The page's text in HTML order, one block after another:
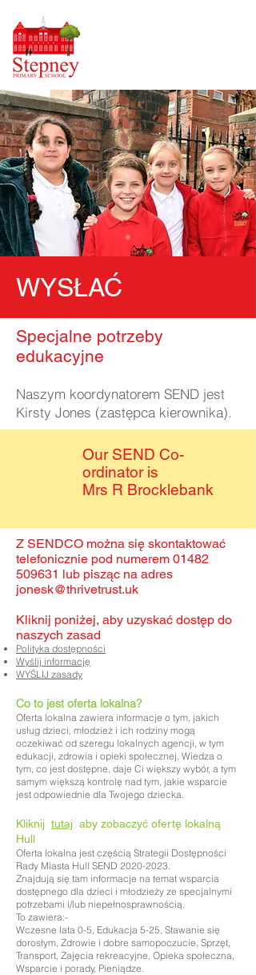
WYSŁAĆ
Specjalne potrzeby
edukacyjne
Naszym koordynatorem SEND jest
Kirsty Jones (zastępca kierownika).
Our SEND Co-
ordinator is
Mrs R Brocklebank
Z SENDCO można się skontaktować
telefonicznie pod numerem 01482
509631 lub pisząc na adres
jonesk@thrivetrust.uk
Kliknij poniżej, aby uzyskać dostęp do
naszych zasad
Polityka dostępności
Wyślij informację
WYŚLIJ zasady
Co to jest oferta lokalna?
Oferta lokalna zawiera informacje o tym, jakich
usług dzieci, młodzież i ich rodziny mogą
oczekiwać od szeregu lokalnych agencji, w tym
edukacji, zdrowia i opieki społecznej. Wiedza o
tym, co jest dostępne, daje Ci większy wybór, a tym
samym większą kontrolę nad tym, jakie wsparcie
jest odpowiednie dla Twojego dziecka.
Kliknij tutaj aby zobaczyć ofertę lokalną
Hull
Oferta lokalna jest częścią Strategii Dostępności
Rady Miasta Hull SEND 2020-2023.
Znajdują się tam informacje na temat wsparcia
dostępnego dla dzieci i młodzieży ze specjalnymi
potrzebami i/lub niepełnosprawnością.
To zawiera:-
Wczesne lata 0-5, Edukacja 5-25, Stawanie się
dorosłym, Zdrowie i dobre samopoczucie, Sprzęt,
Transport, Zajęcia rekreacyjne, Opieka społeczna,
Wsparcie i porady, Pieniądze.